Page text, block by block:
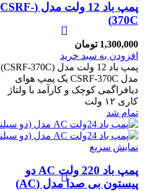
پمپ باد 12 ولت مدل (CSRF-
370C)
1,300,000 تومان
افزودن به سبد خرید
پمپ باد 12 ولت مدل (CSRF-370C)
مدل CSRF-370C یک پمپ هوای
دیافراگمی کوچک و کارآمد با ولتاژ
کاری ۱۲ ولت
تمام شد
نمایش سریع
پمپ باد 220 ولت AC دو
پیستون بی صدا مدل (AC)